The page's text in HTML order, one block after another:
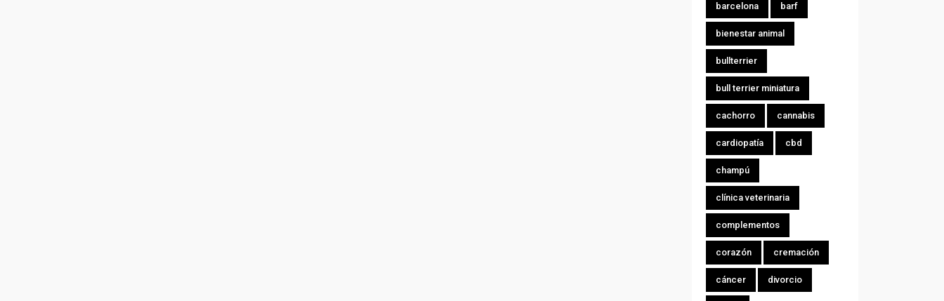
barcelona barf
bienestar animal
bullterrier
bull terrier miniatura
cachorro cannabis
cardiopatía cbd
champú
clínica veterinaria
complementos
corazón cremación
cáncer divorcio